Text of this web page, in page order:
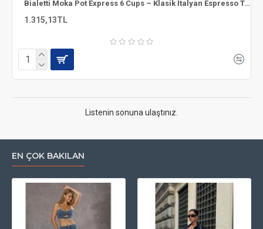
Bialetti Moka Pot Express 6 Cups – Klasik İtalyan Espresso Tadı
1.315,13TL
Listenin sonuna ulaştınız.
EN ÇOK BAKILAN